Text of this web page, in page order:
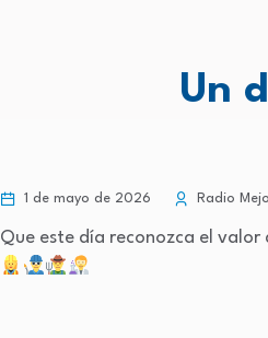
Un
1 de mayo de 2026 Radio
Que este día reconozca el valor